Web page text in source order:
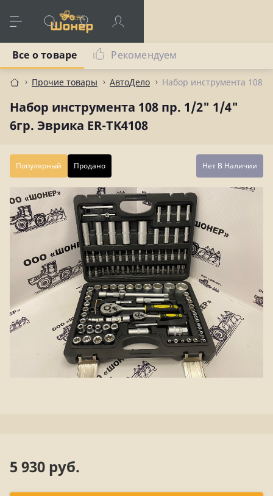
Прочие товары АвтоДело Набор инструмента 108
Набор инструмента 108 пр. 1/2" 1/4"
6гр. Эврика ER-TK4108
Все о товаре Рекомендуем
Популярный Продано Нет В Наличии
5 930 руб.